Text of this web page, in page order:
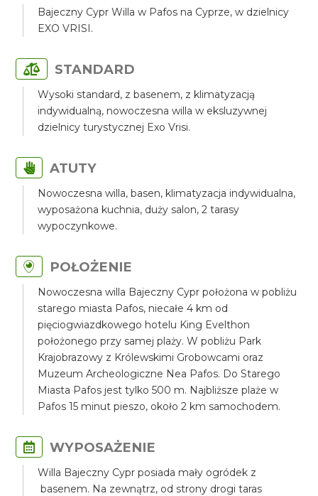
Bajeczny Cypr Willa w Pafos na Cyprze, w dzielnicy
EXO VRISI.
STANDARD
Wysoki standard, z basenem, z klimatyzacją
indywidualną, nowoczesna willa w eksluzywnej
dzielnicy turystycznej Exo Vrisi.
ATUTY
Nowoczesna willa, basen, klimatyzacja indywidualna,
wyposażona kuchnia, duży salon, 2 tarasy
wypoczynkowe.
POŁOŻENIE
Nowoczesna willa Bajeczny Cypr położona w pobliżu
starego miasta Pafos, niecałe 4 km od
pięciogwiazdkowego hotelu King Evelthon
położonego przy samej plaży. W pobliżu Park
Krajobrazowy z Królewskimi Grobowcami oraz
Muzeum Archeologiczne Nea Pafos. Do Starego
Miasta Pafos jest tylko 500 m. Najbliższe plaże w
Pafos 15 minut pieszo, około 2 km samochodem.
WYPOSAŻENIE
Willa Bajeczny Cypr posiada mały ogródek z
basenem. Na zewnątrz, od strony drogi taras